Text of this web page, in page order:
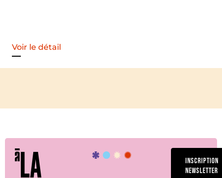
Voir le détail
LA
INSCRIPTION
NEWSLETTER